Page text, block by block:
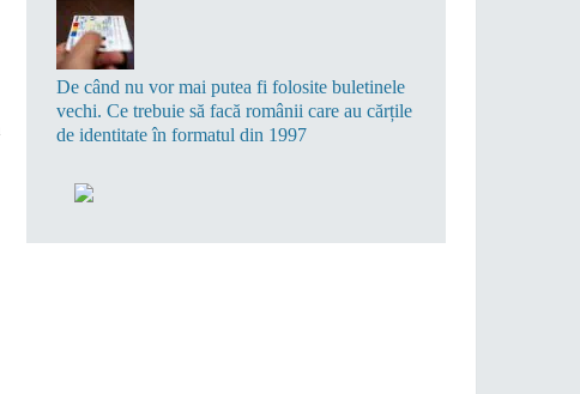
De când nu vor mai putea fi folosite buletinele
vechi. Ce trebuie să facă românii care au cărțile
de identitate în formatul din 1997